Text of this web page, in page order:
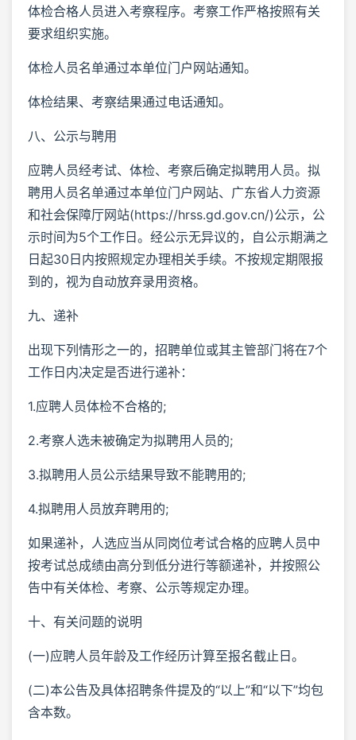
体检合格人员进入考察程序。考察工作严格按照有关
要求组织实施。
体检人员名单通过本单位门户网站通知。
体检结果、考察结果通过电话通知。
八、公示与聘用
应聘人员经考试、体检、考察后确定拟聘用人员。拟
聘用人员名单通过本单位门户网站、广东省人力资源
和社会保障厅网站(https://hrss.gd.gov.cn/)公示，公
示时间为5个工作日。经公示无异议的，自公示期满之
日起30日内按照规定办理相关手续。不按规定期限报
到的，视为自动放弃录用资格。
九、递补
出现下列情形之一的，招聘单位或其主管部门将在7个
工作日内决定是否进行递补：
1.应聘人员体检不合格的;
2.考察人选未被确定为拟聘用人员的;
3.拟聘用人员公示结果导致不能聘用的;
4.拟聘用人员放弃聘用的;
如果递补，人选应当从同岗位考试合格的应聘人员中
按考试总成绩由高分到低分进行等额递补，并按照公
告中有关体检、考察、公示等规定办理。
十、有关问题的说明
(一)应聘人员年龄及工作经历计算至报名截止日。
(二)本公告及具体招聘条件提及的“以上”和“以下”均包
含本数。